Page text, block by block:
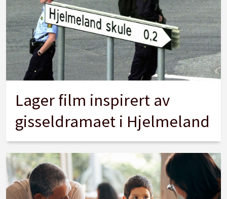
Lager film inspirert av
gisseldramaet i Hjelmeland